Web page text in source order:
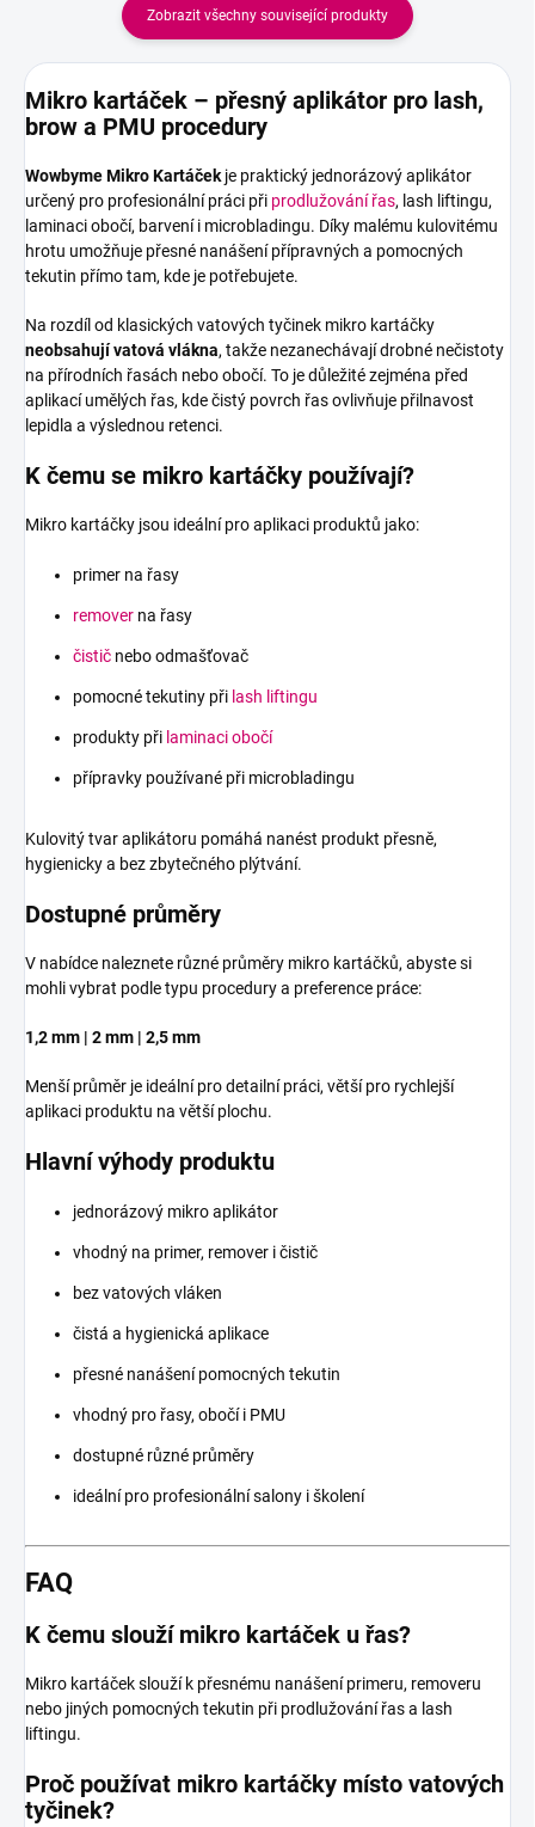
Zobrazit všechny související produkty
Mikro kartáček – přesný aplikátor pro lash,
brow a PMU procedury
Wowbyme Mikro Kartáček je praktický jednorázový aplikátor
určený pro profesionální práci při prodlužování řas, lash liftingu,
laminaci obočí, barvení i microbladingu. Díky malému kulovitému
hrotu umožňuje přesné nanášení přípravných a pomocných
tekutin přímo tam, kde je potřebujete.
Na rozdíl od klasických vatových tyčinek mikro kartáčky
neobsahují vatová vlákna, takže nezanechávají drobné nečistoty
na přírodních řasách nebo obočí. To je důležité zejména před
aplikací umělých řas, kde čistý povrch řas ovlivňuje přilnavost
lepidla a výslednou retenci.
K čemu se mikro kartáčky používají?
Mikro kartáčky jsou ideální pro aplikaci produktů jako:
primer na řasy
remover na řasy
čistič nebo odmašťovač
pomocné tekutiny při lash liftingu
produkty při laminaci obočí
přípravky používané při microbladingu
Kulovitý tvar aplikátoru pomáhá nanést produkt přesně,
hygienicky a bez zbytečného plýtvání.
Dostupné průměry
V nabídce naleznete různé průměry mikro kartáčků, abyste si
mohli vybrat podle typu procedury a preference práce:
1,2 mm | 2 mm | 2,5 mm
Menší průměr je ideální pro detailní práci, větší pro rychlejší
aplikaci produktu na větší plochu.
Hlavní výhody produktu
jednorázový mikro aplikátor
vhodný na primer, remover i čistič
bez vatových vláken
čistá a hygienická aplikace
přesné nanášení pomocných tekutin
vhodný pro řasy, obočí i PMU
dostupné různé průměry
ideální pro profesionální salony i školení
FAQ
K čemu slouží mikro kartáček u řas?
Mikro kartáček slouží k přesnému nanášení primeru, removeru
nebo jiných pomocných tekutin při prodlužování řas a lash
liftingu.
Proč používat mikro kartáčky místo vatových
tyčinek?